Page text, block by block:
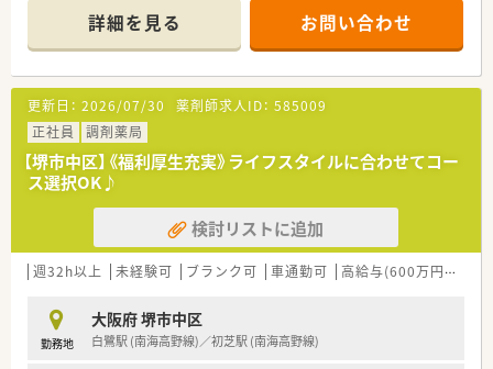
■研修制度は様々なプランがあり、集合研修だけでなく任意で受
講可能な研修も幅広く用意されています
■店舗で活躍する従業員、社外で活躍する従業員、将来経営幹部
となる従業員など、薬剤師として様々な活躍ができるフィールド
を用意されています
■総合薬剤師・調剤薬剤師（土日休み・19時までの勤務）どちらか
の働き方を選択できます
■調剤併設型だけでなく「医療モール・クリニック併設店舗」「敷
地内薬局」「訪問調剤特化型店舗」など様々な店舗を運営してい
ます
■在宅医療にも積極的取り組んでおり「訪問調剤特化型店舗」を
50店舗以上、無菌調剤室は業界最多の51店舗設置しています
■「プラチナくるみん認定企業」「健康経営優良法人2023（大規模
法人部門）認定」等を取得し一人ひとりが働きやすい環境が整備
■充実した研修制度、人事制度、評価制度、キャリア支援制度等
があるのも特徴です
詳細を見る お問い合わせ
更新日： 2026/07/30 薬剤師求人ID： 585009
正社員
調剤薬局
【堺市中区】《福利厚生充実》ライフスタイルに合わせてコー
ス選択OK♪
検討リストに追加
週32h以上 未経験可 ブランク可 車通勤可 高給与(600万円以上)
勤務地
大阪府 堺市中区
白鷺駅 (南海高野線)／初芝駅 (南海高野線)